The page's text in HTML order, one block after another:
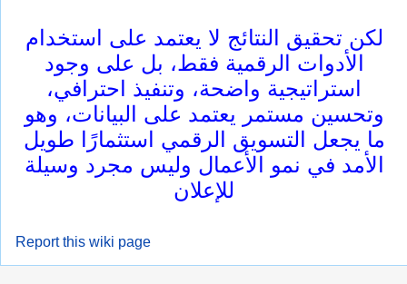
لكن تحقيق النتائج لا يعتمد على استخدام
الأدوات الرقمية فقط، بل على وجود
استراتيجية واضحة، وتنفيذ احترافي،
وتحسين مستمر يعتمد على البيانات، وهو
ما يجعل التسويق الرقمي استثمارًا طويل
الأمد في نمو الأعمال وليس مجرد وسيلة
للإعلان
Report this wiki page